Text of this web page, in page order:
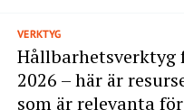
VERKTYG
Hållbarhetsverktyg
2026 – här är
som är relevanta för